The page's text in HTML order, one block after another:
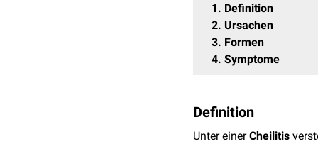
1
Definition
2 Ursachen
3 Formen
4 Symptome
Definition
Unter einerCheilitis